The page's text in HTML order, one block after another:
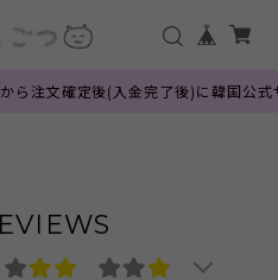
文確定後(入金完了後)に韓国公式サ